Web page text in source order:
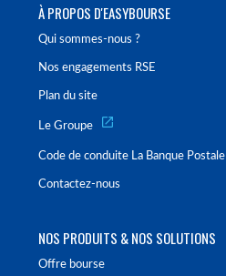
À PROPOS D'EASYBOURSE
Qui sommes-nous ?
Nos engagements RSE
Plan du site
Le Groupe
Code de conduite La Banque Postale
Contactez-nous
NOS PRODUITS & NOS SOLUTIONS
Offre bourse